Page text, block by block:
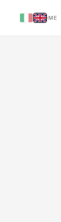
HOME